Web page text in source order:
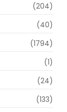
(204)
(40)
(1794)
(1)
(24)
(133)